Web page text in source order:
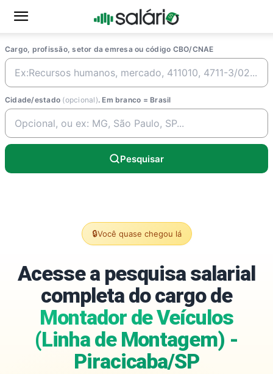
Cargo, profissão, setor da emresa ou código CBO/CNAE
Cidade/estado (opcional). Em branco = Brasil
Pesquisar
🔒Você quase chegou lá
Acesse a pesquisa salarial
completa do cargo de
Montador de Veículos
(Linha de Montagem) -
Piracicaba/SP